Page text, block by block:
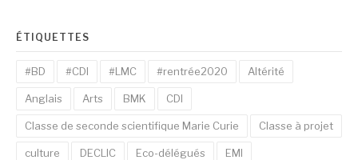
ÉTIQUETTES
#BD #CDI #LMC #rentrée2020 Altérité
Anglais Arts BMK CDI
Classe de seconde scientifique Marie Curie Classe à projet
culture DECLIC Eco-délégués EMI